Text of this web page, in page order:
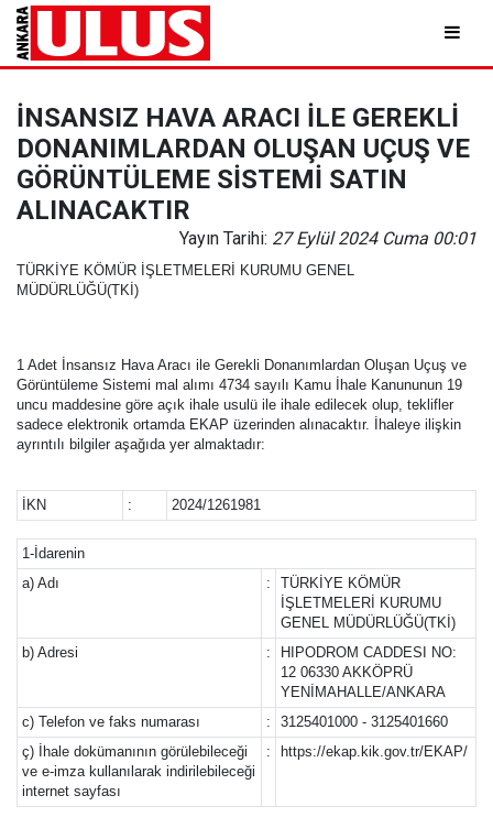
İNSANSIZ HAVA ARACI İLE GEREKLİ
DONANIMLARDAN OLUŞAN UÇUŞ VE
GÖRÜNTÜLEME SİSTEMİ SATIN
ALINACAKTIR
Yayın Tarihi: 27 Eylül 2024 Cuma 00:01
TÜRKİYE KÖMÜR İŞLETMELERİ KURUMU GENEL
MÜDÜRLÜĞÜ(TKİ)
1 Adet İnsansız Hava Aracı ile Gerekli Donanımlardan Oluşan Uçuş ve
Görüntüleme Sistemi mal alımı 4734 sayılı Kamu İhale Kanununun 19
uncu maddesine göre açık ihale usulü ile ihale edilecek olup, teklifler
sadece elektronik ortamda EKAP üzerinden alınacaktır. İhaleye ilişkin
ayrıntılı bilgiler aşağıda yer almaktadır:
İKN : 2024/1261981
1-İdarenin
a) Adı
:
TÜRKİYE KÖMÜR
İŞLETMELERİ KURUMU
GENEL MÜDÜRLÜĞÜ(TKİ)
b) Adresi
:
HIPODROM CADDESI NO:
12 06330 AKKÖPRÜ
YENİMAHALLE/ANKARA
c) Telefon ve faks numarası
:
3125401000 - 3125401660
ç) İhale dokümanının görülebileceği
ve e-imza kullanılarak indirilebileceği
internet sayfası
: https://ekap.kik.gov.tr/EKAP/